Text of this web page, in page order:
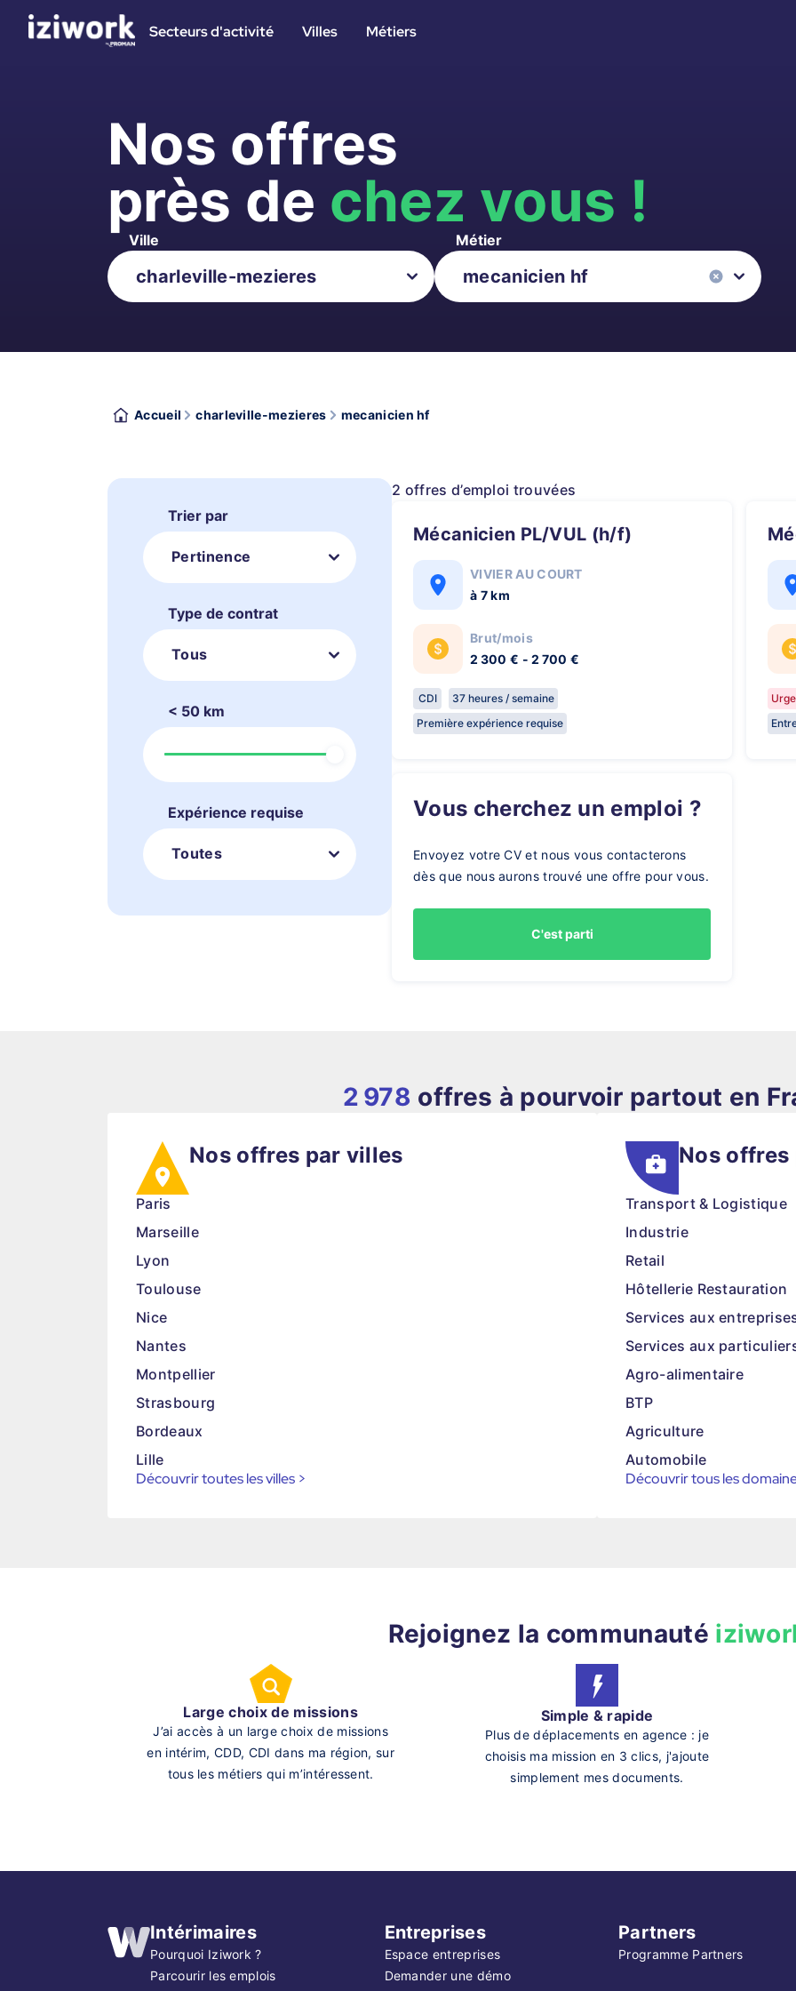
Secteurs d'activité Villes Métiers
Nos offres
près de chez vous !
Ville Métier
Accueil charleville-mezieres mecanicien hf
Trier par
Pertinence
Type de contrat
Tous
< 50 km
Expérience requise
Toutes
2 offres d’emploi trouvées
Mécanicien PL/VUL (h/f)
VIVIER AU COURT
à 7 km
Brut/mois
2 300 € - 2 700 €
CDI
37 heures / semaine
Première expérience requise
Vous cherchez un emploi ?
Envoyez votre CV et nous vous contacterons
dès que nous aurons trouvé une offre pour vous.
C'est parti
2 978 offres à pourvoir partout en
Nos offres par villes
Paris
Marseille
Lyon
Toulouse
Nice
Nantes
Montpellier
Strasbourg
Bordeaux
Lille
Découvrir toutes les villes >
Nos offres
Transport & Logistique
Industrie
Retail
Hôtellerie Restauration
Services aux
Services aux
Agro-alimentaire
BTP
Agriculture
Automobile
Découvrir tous les
Rejoignez la communauté
Large choix de missions
J’ai accès à un large choix de missions
en intérim, CDD, CDI dans ma région, sur
tous les métiers qui m’intéressent.
Simple & rapide
Plus de déplacements en agence : je
choisis ma mission en 3 clics, j'ajoute
simplement mes documents.
Intérimaires
Pourquoi Iziwork ?
Parcourir les emplois
Entreprises
Espace entreprises
Demander une démo
Partners
Programme Partners